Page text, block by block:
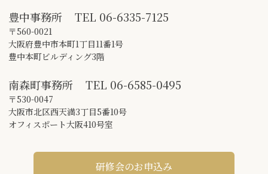
豊中事務所 TEL 06-6335-7125
〒560-0021
大阪府豊中市本町1丁目11番1号
豊中本町ビルディング3階
南森町事務所 TEL 06-6585-0495
〒530-0047
大阪市北区西天満3丁目5番10号
オフィスポート大阪410号室
研修会のお申込み